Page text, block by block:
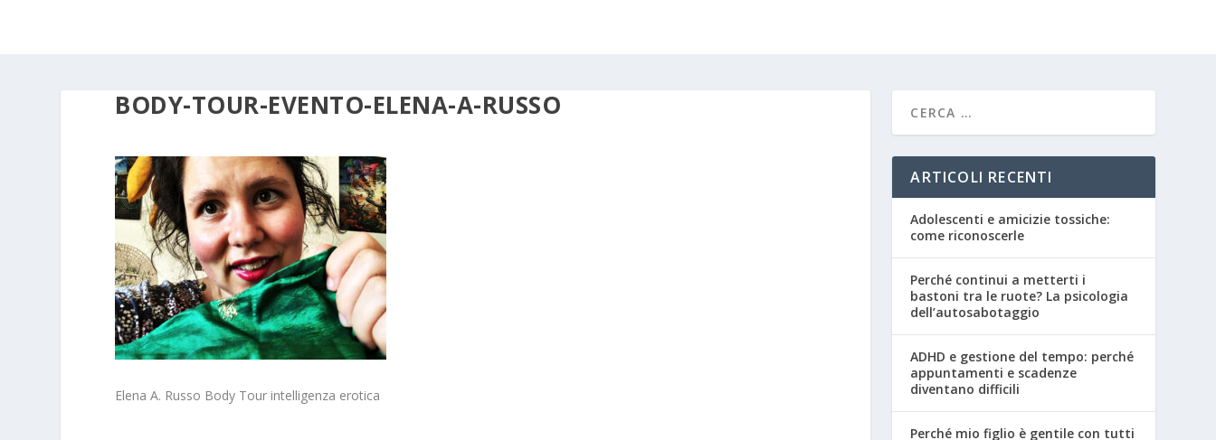
BODY-TOUR-EVENTO-ELENA-A-RUSSO
Elena A. Russo Body Tour intelligenza erotica
ARTICOLI RECENTI
Adolescenti e amicizie tossiche:
come riconoscerle
Perché continui a metterti i
bastoni tra le ruote? La psicologia
dell’autosabotaggio
ADHD e gestione del tempo: perché
appuntamenti e scadenze
diventano difficili
Perché mio figlio è gentile con tutti